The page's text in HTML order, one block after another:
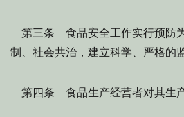
第三条 食品安全工作实行预防
制、社会共治，建立科学、严格的
第四条 食品生产经营者对其生产